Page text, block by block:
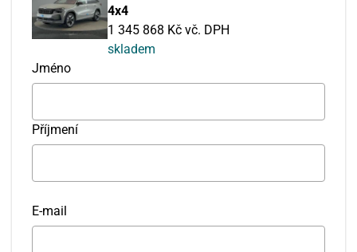
4x4
1 345 868 Kč vč. DPH
skladem
Jméno
Příjmení
E-mail